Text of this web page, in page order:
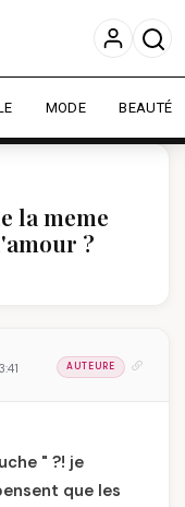
votre
En savoir plus
MODE BEAUTÉ
la meme
?
AUTEURE
" ?! je
que les